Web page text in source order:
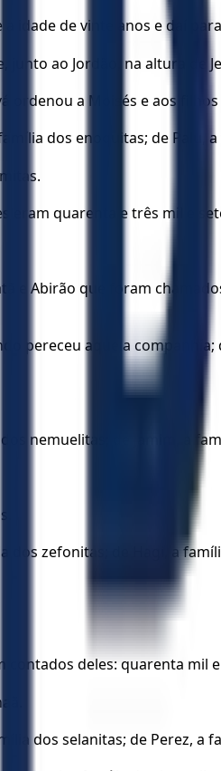
idade de vinte anos e daí
junto ao Jordão, na altura de
ordenou a Moisés e aos
dos enoquitas; de Palu,
eram quarenta e três mil e
e Abirão que foram
pereceu aquela
nemuelitas; de Jamim, a
dos zefonitas; de Hagi, a
contados deles: quarenta mil
dos selanitas; de Perez,